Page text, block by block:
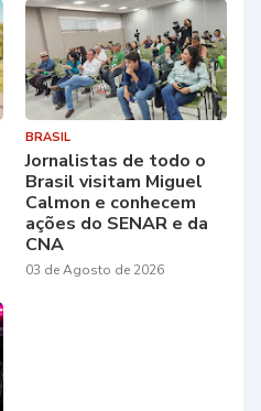
BRASIL
Jornalistas de todo o
Brasil visitam Miguel
Calmon e conhecem
ações do SENAR e da
CNA
03 de Agosto de 2026